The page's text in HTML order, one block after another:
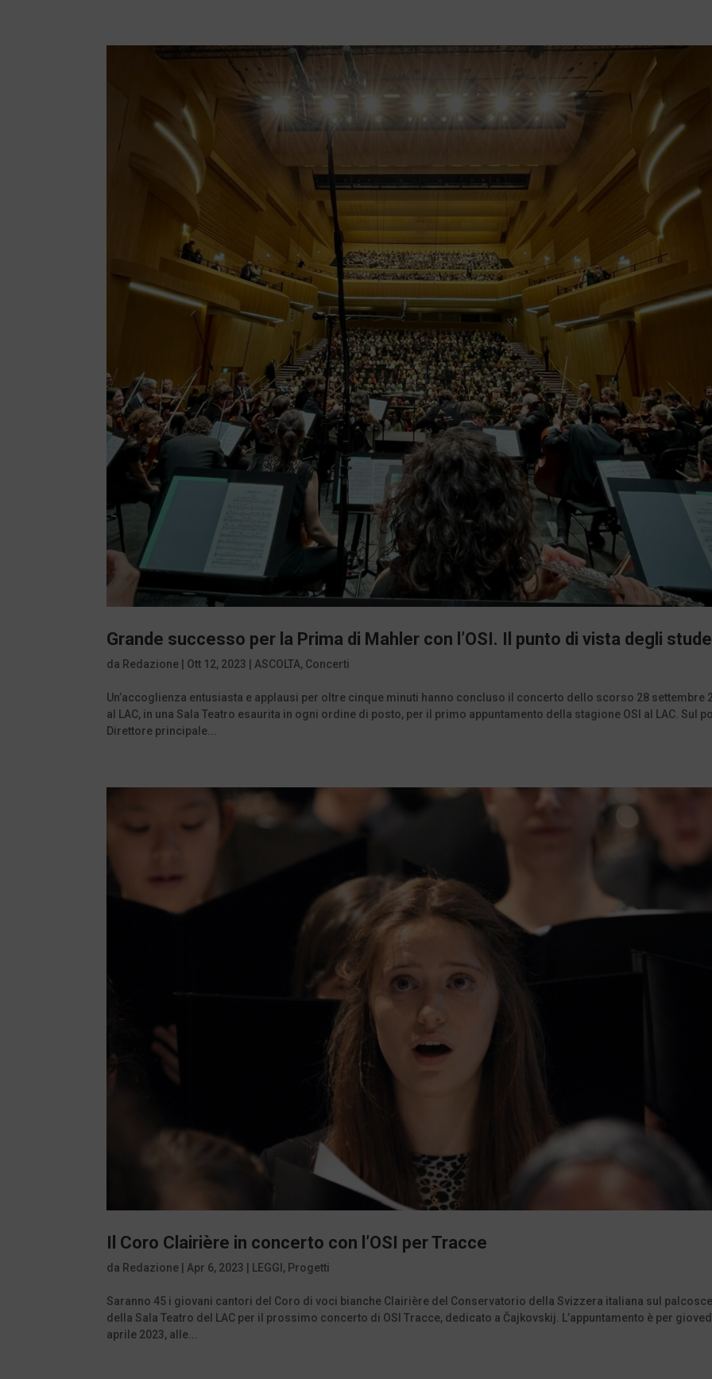
Grande successo per la Prima di Mahler con l’OSI. Il punto di vista degli
da Redazione Ott 12, 2023 |ASCOLTA, Concerti
Un’accoglienza entusiasta e applausi per oltre cinque minuti hanno concluso il concerto dello scorso 28 settembre
al LAC, in una Sala Teatro esaurita in ogni ordine di posto, per il primo appuntamento della stagione OSI al LAC. Sul
Direttore principale...
Il Coro Clairière in concerto con l’OSI per Tracce
da Redazione |Apr 6, 2023 LEGGI , Progetti
Saranno 45 i giovani cantori del Coro di voci bianche Clairière del Conservatorio della Svizzera italiana sul
della Sala Teatro del LAC per il prossimo concerto di OSI Tracce, dedicato a Čajkovskij. L’appuntamento è per
aprile 2023, alle...